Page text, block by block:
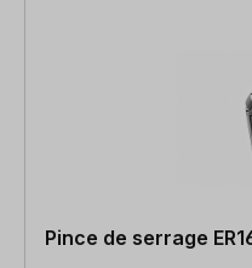
Pince de serrage